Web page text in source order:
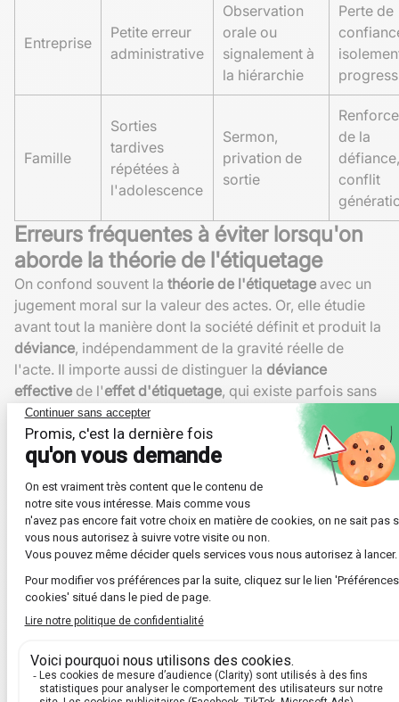
Entreprise
Petite erreur
administrative
Observation
orale ou
signalement à
la hiérarchie
Perte de
Famille
Sorties
tardives
répétées à
l'adolescence
Sermon,
privation de
sortie
de la
défiance,
conflit
Erreurs fréquentes à éviter lorsqu'on
aborde la théorie de l'étiquetage
On confond souvent la théorie de l'étiquetage avec un
jugement moral sur la valeur des actes. Or, elle étudie
avant tout la manière dont la société définit et produit la
déviance, indépendamment de la gravité réelle de
l'acte. Il importe aussi de distinguer la déviance
effective de l'effet d'étiquetage, qui existe parfois sans
infraction avérée.
Autre confusion classique : croire que l'étiquetage ne
concerne que la jeunesse ou les classes populaires. Les
touchent tous les milieux
sociaux, y compris professionnels, politiques ou
familiaux.
Face à ces enjeux, pensez-vous que la société pourrait
réduire les effets de l'étiquetage en repensant la gestion
collective de la déviance ?
ChatGPT